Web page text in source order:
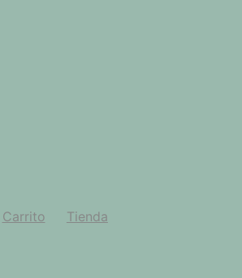
Carrito Tienda